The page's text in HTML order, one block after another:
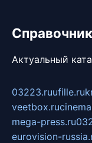
Актуальный
03223.ruufille.ru
veetbox.ru
mega-press.ru
eurovision-